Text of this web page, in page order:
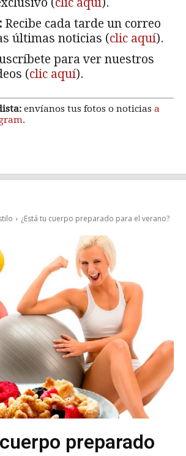
Recibe cada tarde un correo
últimas noticias (clic aquí).
para ver nuestros
(clic aquí).
envíanos tus fotos o noticias a
.